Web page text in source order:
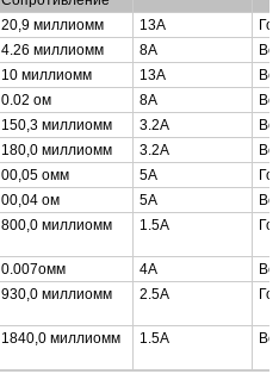
20,9 миллиомм 13А
4.26 миллиомм 8А
10 миллиомм 13А
0.02 ом 8А
150,3 миллиомм 3.2А
180,0 миллиомм 3.2А
00,05 омм 5А
00,04 ом 5А
800,0 миллиомм 1.5А
0.007омм 4А
930,0 миллиомм 2.5А
1840,0 миллиомм 1.5А